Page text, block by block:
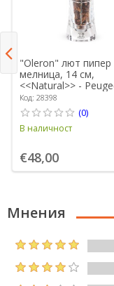
"Oleron" лют пипер
мелница, 14 см,
<<Natural>> -
Код: 28398
(0)
В наличност
€48,00
Мнения